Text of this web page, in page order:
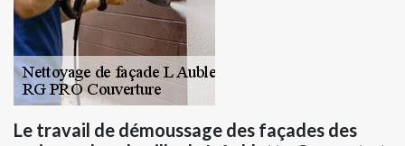
Le travail de démoussage des façades des